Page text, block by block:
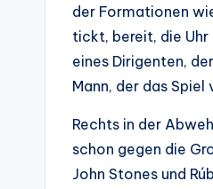
der Formationen
tickt, bereit, die Uhr
eines Dirigenten,
Mann, der das
Rechts in der
schon gegen die
John Stones und